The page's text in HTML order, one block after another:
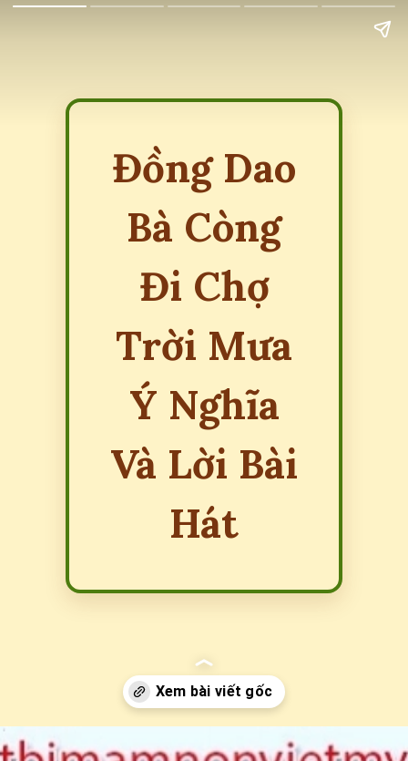
Đồng Dao
Bà Còng
Đi Chợ
Trời Mưa
Ý Nghĩa
Và Lời Bài
Hát
Đang mởhttps://erci.edu.vn/dong-dao-ba-cong